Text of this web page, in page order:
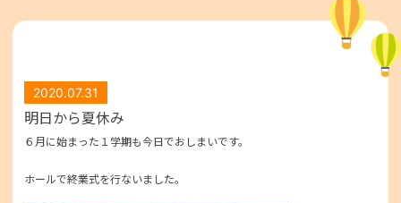
2020.07.31
明日から夏休み
６月に始まった１学期も今日でおしまいです。
ホールで終業式を行ないました。